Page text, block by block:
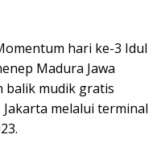
hari ke-3 Idul
Madura Jawa
balik mudik gratis
melalui terminal